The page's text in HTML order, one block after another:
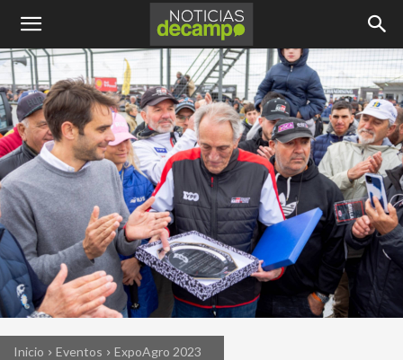
Inicio Eventos ExpoAgro 2023